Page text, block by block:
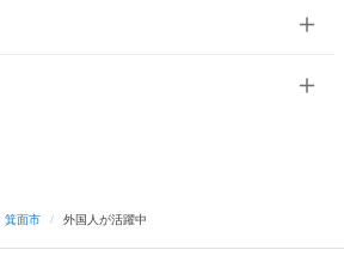
箕面市 / 外国人が活躍中